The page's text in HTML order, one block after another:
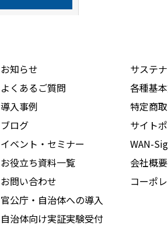
お知らせ
よくあるご質問
導入事例
ブログ
イベント・セミナー
お役立ち資料一覧
お問い合わせ
官公庁・自治体への導入
自治体向け実証実験受付
サステ
各種基
特定商
サイト
WAN-
会社概要
コーポ